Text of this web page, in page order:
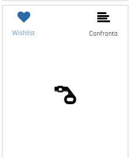
Wishlist Confronta